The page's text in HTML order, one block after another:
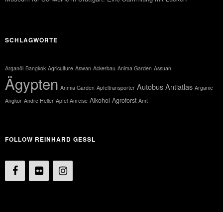
SCHLAGWORTE
Arganöl Bangkok Agriculture Aswan Ackerbau Anima Garden Assuan
Ägypten Anmia Garden Apfeltransporter AutobusAntiatlas Arganie
Angkor Andre Heller Apfel Anreise Alkohol Agroforst Amt
FOLLOW REINHARD GESSL